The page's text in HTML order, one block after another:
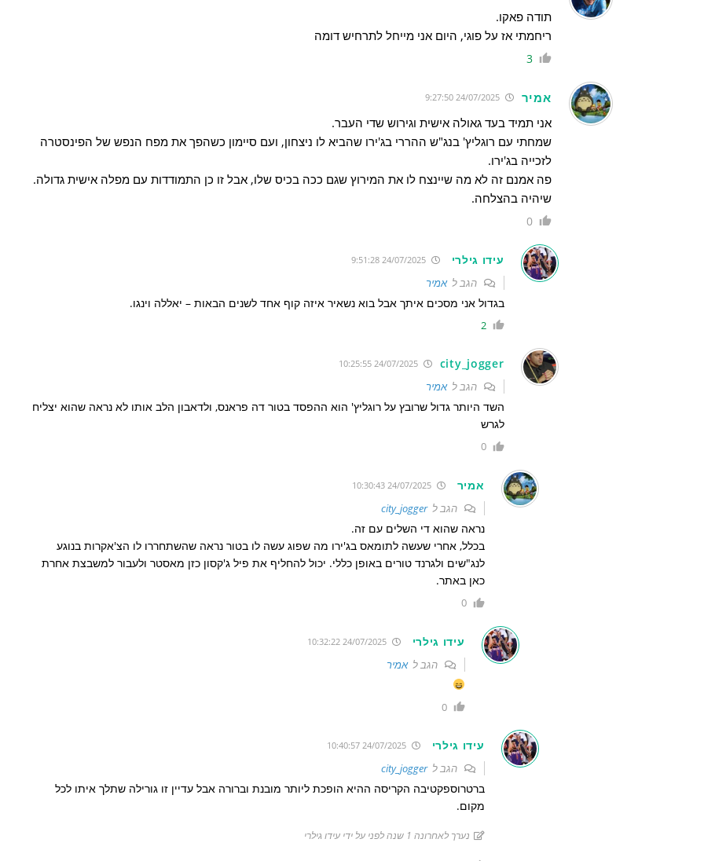
תודה פאקו.
ריחמתי אז על פוגי, היום אני מייחל לתרחיש דומה
3
אמיר 24/07/2025 9:27:50
אני תמיד בעד גאולה אישית וגירוש שדי העבר.
שמחתי עם רוגליץ' בנג"ש ההררי בג'ירו שהביא לו ניצחון, ועם סיימון כשהפך את מפח הנפש של הפינסטרה
לזכייה בג'ירו.
פה אמנם זה לא מה שיינצח לו את המירוץ שגם ככה בכיס שלו, אבל זו כן התמודדות עם מפלה אישית גדולה.
שיהיה בהצלחה.
0
עידו גילרי 24/07/2025 9:51:28
הגב לאמיר
בגדול אני מסכים איתך אבל בוא נשאיר איזה קוף אחד לשנים הבאות – יאללה וינגו.
2
city_jogger
24/07/2025 10:25:55
הגב לאמיר
השד היותר גדול שרובץ על רוגליץ' הוא ההפסד בטור דה פראנס, ולדאבון הלב אותו לא נראה שהוא יצליח
לגרש
0
אמיר 24/07/2025 10:30:43
הגב לcity_jogger
נראה שהוא די השלים עם זה.
בכלל, אחרי שעשה לתומאס בג'ירו מה שפוג עשה לו בטור נראה שהשתחררו לו הצ'אקרות בנוגע
לנג"שים ולגרנד טורים באופן כללי. יכול להחליף את פיל ג'קסון כזן מאסטר ולעבור למשבצת אחרת
כאן באתר.
0
עידו גילרי 24/07/2025 10:32:22
הגב לאמיר
0
עידו גילרי 24/07/2025 10:40:57
הגב לcity_jogger
ברטרוספקטיבה הקריסה ההיא הופכת ליותר מובנת וברורה אבל עדיין זו גורילה שתלך איתו לכל
מקום.
נערך לאחרונה 1 שנה לפני על ידי עידו גילרי